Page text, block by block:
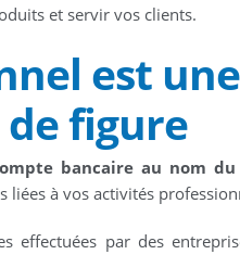
et servir vos clients.
est une
figure
bancaire au nom
liées à vos activités
effectuées par des